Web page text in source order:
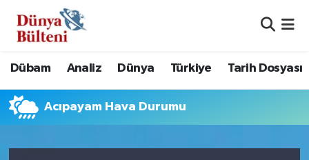
Dübam Analiz Dünya Türkiye Tarih Dosyası
Acıpayam Hava Durumu
Hava Durumu
Namaz Vakitleri